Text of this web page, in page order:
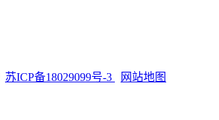
苏ICP备18029099号-3 网站地图